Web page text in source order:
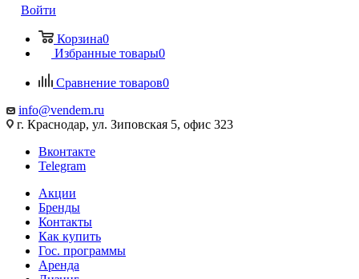
Войти
Корзина0
Избранные товары0
Сравнение товаров0
info@vendem.ru
г. Краснодар, ул. Зиповская 5, офис 323
Вконтакте
Telegram
Акции
Бренды
Контакты
Как купить
Гос. программы
Аренда